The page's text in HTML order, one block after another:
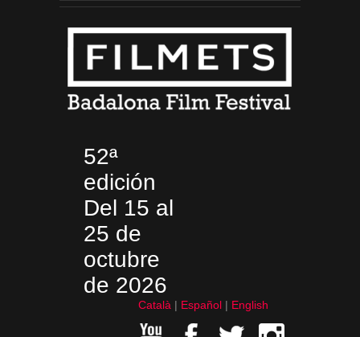
52ª
edición
Del 15 al
25 de
octubre
de 2026
Català Español English